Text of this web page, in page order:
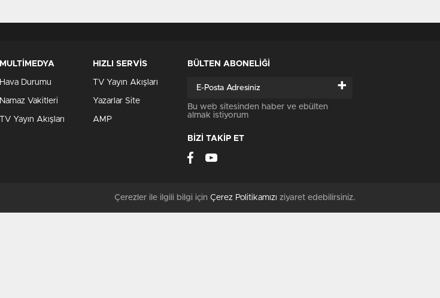
MULTİMEDYA
Hava Durumu
Namaz Vakitleri
TV Yayın Akışları
HIZLI SERVİS
TV Yayın Akışları
Yazarlar Site
AMP
BÜLTEN ABONELİĞİ
+
Bu web sitesinden haber ve ebülten
almak istiyorum
BİZİ TAKİP ET
Çerezler ile ilgili bilgi için Çerez Politikamızı ziyaret edebilirsiniz.